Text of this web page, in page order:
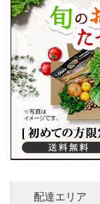
配達エリア